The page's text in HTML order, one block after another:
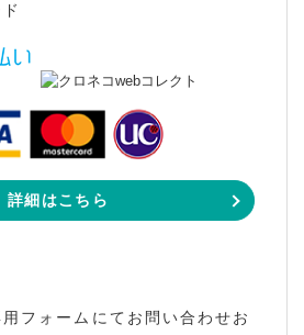
詳細はこちら
フォームにてお問い合わせお